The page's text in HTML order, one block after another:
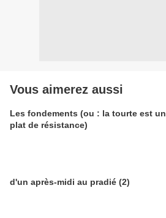
Vous aimerez aussi
Les fondements (ou : la tourte est un
plat de résistance)
d'un après-midi au pradié (2)